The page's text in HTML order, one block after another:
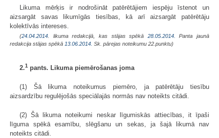
Likuma mērķis ir nodrošināt patērētājiem iespēju īstenot un
aizsargāt savas likumīgās tiesības, kā arī aizsargāt patērētāju
kolektīvās intereses.
(24.04.2014 . likuma redakcijā, kas stājas spēkā 28.05.2014.
Panta jaunā
redakcija stājas spēkā 13.06.2014. Sk. pārejas noteikumu 22.punktu)
2.1 pants. Likuma piemērošanas joma
(1) Šā likuma noteikumus piemēro, ja patērētāju tiesību
aizsardzību regulējošās speciālajās normās nav noteikts citādi.
(2) Šā likuma noteikumi neskar līgumiskās attiecības, it īpaši
līguma spēkā esamību, slēgšanu un sekas, ja šajā likumā nav
noteikts citādi.